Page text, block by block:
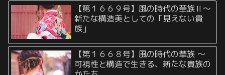
【第１６６９号】風の時代の華族Ⅱ〜
新たな構造美としての「見えない貴
族」
【第１６６８号】風の時代の華族 〜
可視性と構造で生きる、新たな貴族の